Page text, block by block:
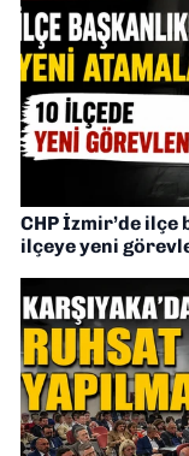
CHP İzmir’de
ilçeye yeni